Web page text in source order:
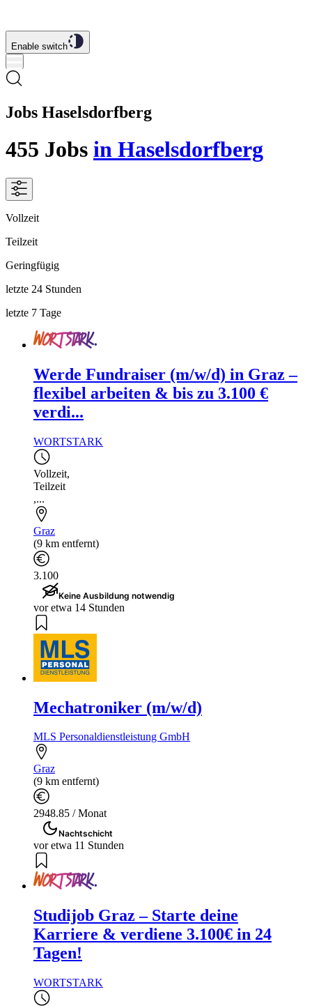
Enable switch
Jobs Haselsdorfberg
455 Jobs in Haselsdorfberg
Vollzeit
Teilzeit
Geringfügig
letzte 24 Stunden
letzte 7 Tage
Werde Fundraiser (m/w/d) in Graz –
flexibel arbeiten & bis zu 3.100 €
verdi...
WORTSTARK
Vollzeit,
Teilzeit
,...
Graz
(9 km entfernt)
3.100
Keine Ausbildung notwendig
vor etwa 14 Stunden
Mechatroniker (m/w/d)
MLS Personaldienstleistung GmbH
Graz
(9 km entfernt)
2948.85 / Monat
Nachtschicht
vor etwa 11 Stunden
Studijob Graz – Starte deine
Karriere & verdiene 3.100€ in 24
Tagen!
WORTSTARK